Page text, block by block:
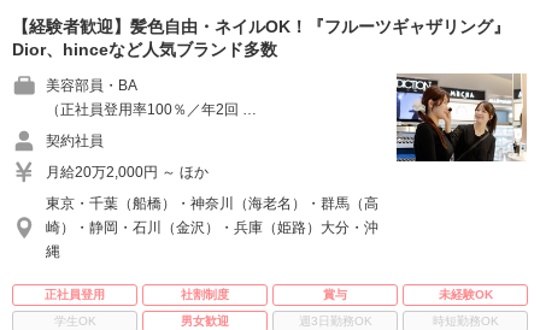
【経験者歓迎】髪色自由・ネイルOK！『フルーツギャザリング』
Dior、hinceなど人気ブランド多数
美容部員・BA
（正社員登用率100％／年2回 …
契約社員
月給20万2,000円 ～ ほか
東京・千葉（船橋）・神奈川（海老名）・群馬（高
崎）・静岡・石川（金沢）・兵庫（姫路）大分・沖
縄
正社員登用 社割制度 賞与
未経験OK
学生OK
男女歓迎 週3日勤務OK
時短勤務OK